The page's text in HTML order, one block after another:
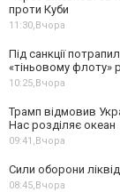
проти Куби
11:30,Вчора
Під санкції
«тіньовому флоту»
10:25,Вчора
Трамп відмовив
Нас розділяє океан
09:41,Вчора
Сили оборони
08:45,Вчора